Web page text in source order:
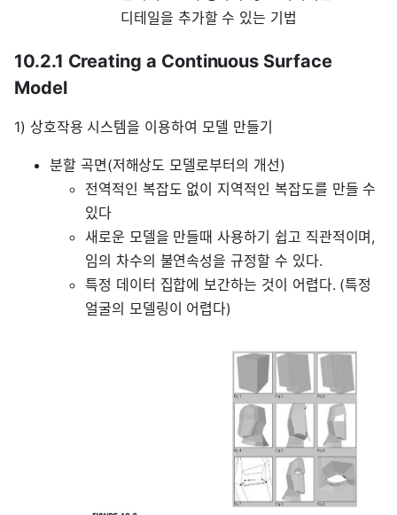
디테일을 추가할 수 있는 기법
10.2.1 Creating a Continuous Surface
Model
1) 상호작용 시스템을 이용하여 모델 만들기
분할 곡면(저해상도 모델로부터의 개선)
전역적인 복잡도 없이 지역적인 복잡도를 만들 수
있다
새로운 모델을 만들때 사용하기 쉽고 직관적이며,
임의 차수의 불연속성을 규정할 수 있다.
특정 데이터 집합에 보간하는 것이 어렵다. (특정
얼굴의 모델링이 어렵다)